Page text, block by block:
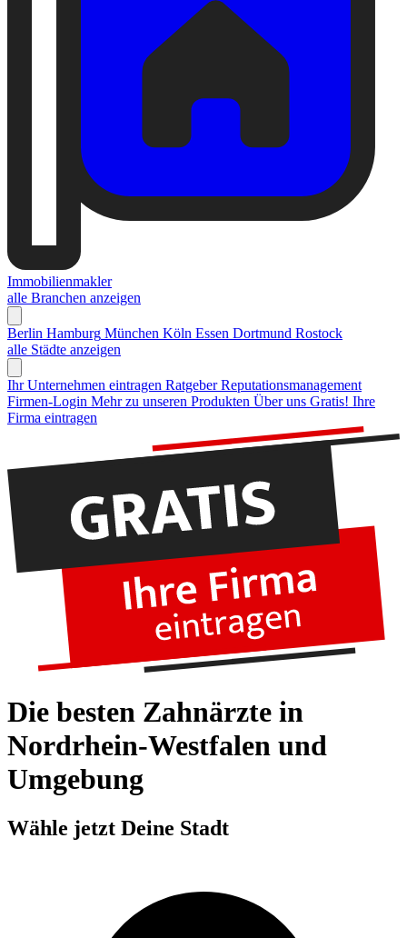
Immobilienmakler
alle Branchen anzeigen
Berlin Hamburg München Köln Essen Dortmund Rostock
alle Städte anzeigen
Ihr Unternehmen eintragen Ratgeber Reputationsmanagement
Firmen-Login Mehr zu unseren Produkten Über uns Gratis! Ihre
Firma eintragen
Die besten Zahnärzte in
Nordrhein-Westfalen und
Umgebung
Wähle jetzt Deine Stadt